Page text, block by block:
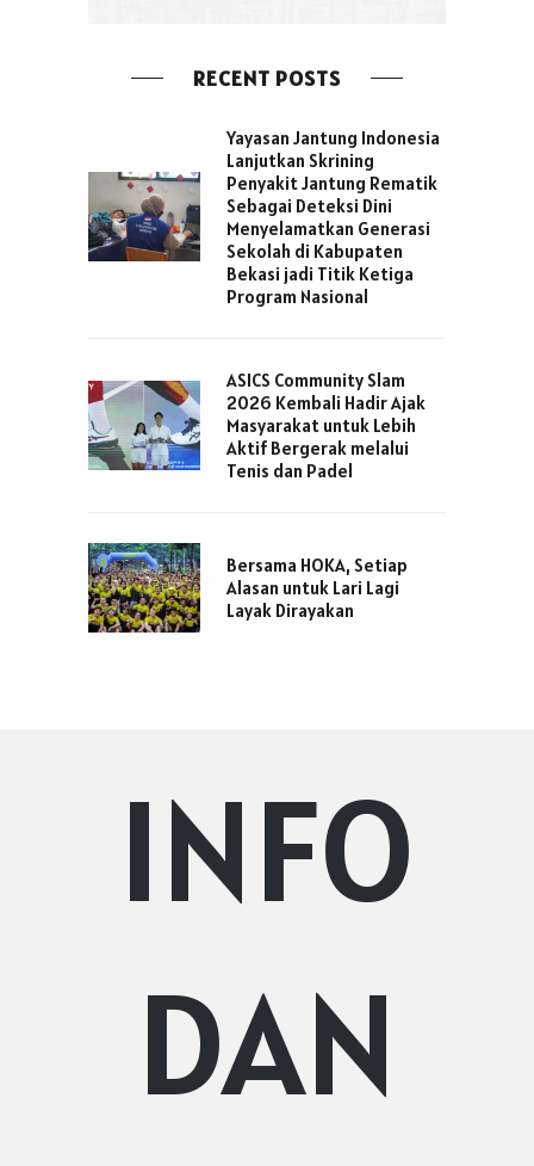
RECENT POSTS
Yayasan Jantung Indonesia
Lanjutkan Skrining
Penyakit Jantung Rematik
Sebagai Deteksi Dini
Menyelamatkan Generasi
Sekolah di Kabupaten
Bekasi jadi Titik Ketiga
Program Nasional
ASICS Community Slam
2026 Kembali Hadir Ajak
Masyarakat untuk Lebih
Aktif Bergerak melalui
Tenis dan Padel
Bersama HOKA, Setiap
Alasan untuk Lari Lagi
Layak Dirayakan
INFO
DAN